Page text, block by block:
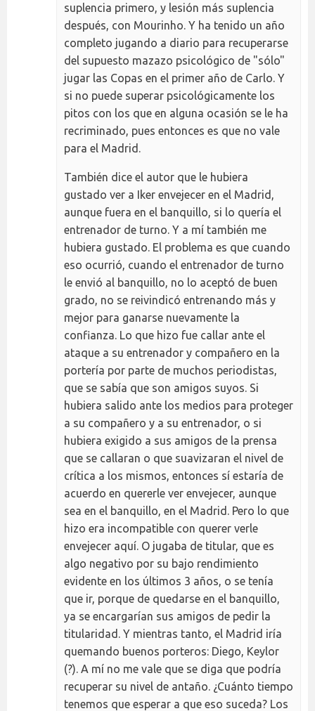
suplencia primero, y lesión más suplencia
después, con Mourinho. Y ha tenido un año
completo jugando a diario para recuperarse
del supuesto mazazo psicológico de "sólo"
jugar las Copas en el primer año de Carlo. Y
si no puede superar psicológicamente los
pitos con los que en alguna ocasión se le ha
recriminado, pues entonces es que no vale
para el Madrid.
También dice el autor que le hubiera
gustado ver a Iker envejecer en el Madrid,
aunque fuera en el banquillo, si lo quería el
entrenador de turno. Y a mí también me
hubiera gustado. El problema es que cuando
eso ocurrió, cuando el entrenador de turno
le envió al banquillo, no lo aceptó de buen
grado, no se reivindicó entrenando más y
mejor para ganarse nuevamente la
confianza. Lo que hizo fue callar ante el
ataque a su entrenador y compañero en la
portería por parte de muchos periodistas,
que se sabía que son amigos suyos. Si
hubiera salido ante los medios para proteger
a su compañero y a su entrenador, o si
hubiera exigido a sus amigos de la prensa
que se callaran o que suavizaran el nivel de
crítica a los mismos, entonces sí estaría de
acuerdo en quererle ver envejecer, aunque
sea en el banquillo, en el Madrid. Pero lo que
hizo era incompatible con querer verle
envejecer aquí. O jugaba de titular, que es
algo negativo por su bajo rendimiento
evidente en los últimos 3 años, o se tenía
que ir, porque de quedarse en el banquillo,
ya se encargarían sus amigos de pedir la
titularidad. Y mientras tanto, el Madrid iría
quemando buenos porteros: Diego, Keylor
(?). A mí no me vale que se diga que podría
recuperar su nivel de antaño. ¿Cuánto tiempo
tenemos que esperar a que eso suceda? Los